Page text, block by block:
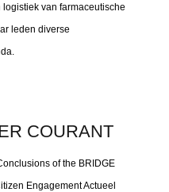
van farmaceutische
leden diverse
COURANT
of the BRIDGE
Engagement Actueel